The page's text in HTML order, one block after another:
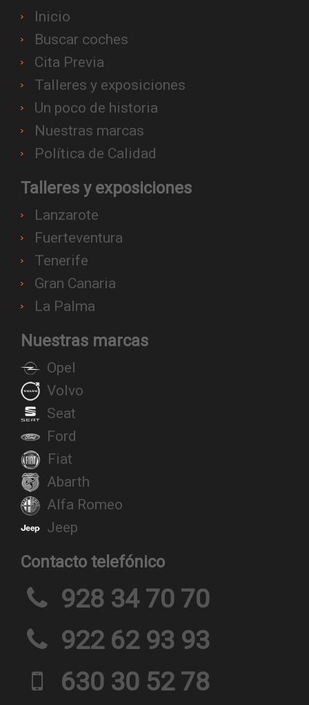
Inicio
Buscar coches
Cita Previa
Talleres y exposiciones
Un poco de historia
Nuestras marcas
Política de Calidad
Talleres y exposiciones
Lanzarote
Fuerteventura
Tenerife
Gran Canaria
La Palma
Nuestras marcas
Opel
Volvo
Seat
Ford
Fiat
Abarth
Alfa Romeo
Jeep
Contacto telefónico
928 34 70 70
922 62 93 93
630 30 52 78